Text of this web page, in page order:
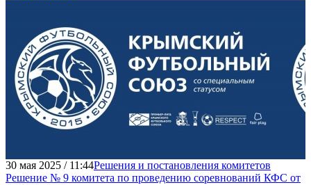
30 мая 2025 / 11:44Решения и постановления комитетов
Решение № 9 комитета по проведению соревнований КФС от